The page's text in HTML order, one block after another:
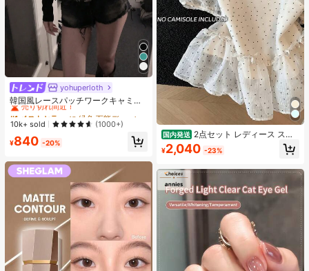
yohuperloth
韓国風レースパッチワークキャミソ
ールタンクトップ、Y2Kエステティ
ック、ストリートウェアカジュアル
サマー
#1 ベストセラー
売り切れ間近！
#1 ベストセラー
売り切れ間近！
#1 ベストセラー
売り切れ間近！
#1 ベストセラー
売り切れ間近！
10k+ sold (1000+)
¥840 -20%
国内発送 2点セット レディース スイ
ートスタイル 水玉模様 メッシュ フ
リル パフスリーブ クロップトップ
ップス 半袖 ドット柄 ショート丈 透
け感 シースルー ガーリー 大人可愛
い フェミニン 春夏
¥2,040 -23%